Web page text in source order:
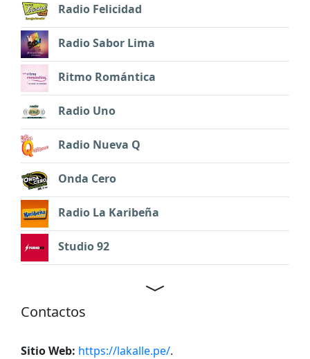
Radio Felicidad
Radio Sabor Lima
Ritmo Romántica
Radio Uno
Radio Nueva Q
Onda Cero
Radio La Karibeña
Studio 92
Contactos
Sitio Web: https://lakalle.pe/.